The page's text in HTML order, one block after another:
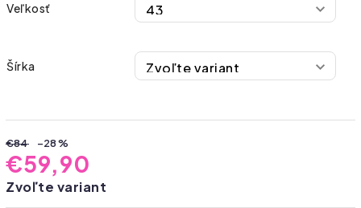
Veľkosť
Šírka
€84 –28 %
€59,90
Zvoľte variant